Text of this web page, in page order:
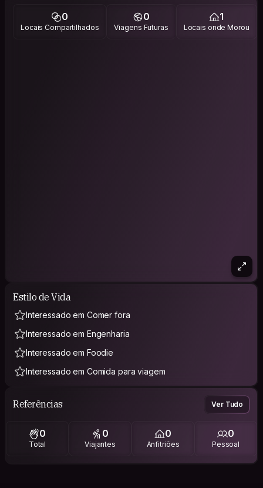
0
Locais Compartilhados
0
Viagens Futuras
1
Locais onde Morou
Estilo de Vida
Interessado em Comer fora
Interessado em Engenharia
Interessado em Foodie
Interessado em Comida para viagem
Referências Ver Tudo
0
Total
0
Viajantes
0
Anfitriões
0
Pessoal